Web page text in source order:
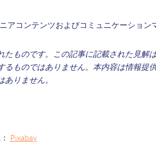
アコンテンツおよびコミュニケーション
たものです。この記事に記載された見解
るものではありません。本内容は情報提
りません。
Pixabay